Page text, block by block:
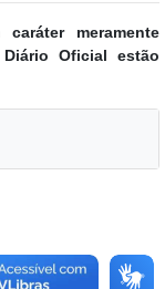
meramente
Oficial estão